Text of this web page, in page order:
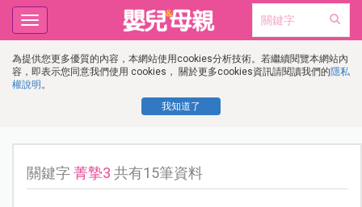
為提供您更多優質的內容，本網站使用cookies分析技術。若繼續閱覽本網站內
容，即表示您同意我們使用 cookies， 關於更多cookies資訊請閱讀我們的隱私
權說明 。
我知道了
Toggle
navigation
關鍵字菁摯3 共有15筆資料